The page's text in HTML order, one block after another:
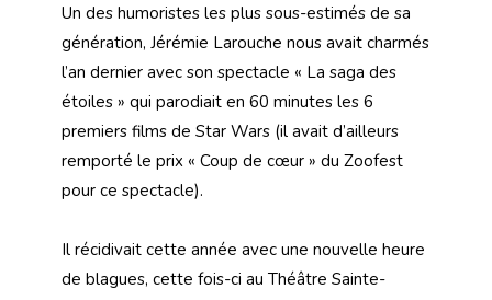
Un des humoristes les plus sous-estimés de sa
génération, Jérémie Larouche nous avait charmés
l’an dernier avec son spectacle « La saga des
étoiles » qui parodiait en 60 minutes les 6
premiers films de Star Wars (il avait d’ailleurs
remporté le prix « Coup de cœur » du Zoofest
pour ce spectacle).
Il récidivait cette année avec une nouvelle heure
de blagues, cette fois-ci au Théâtre Sainte-